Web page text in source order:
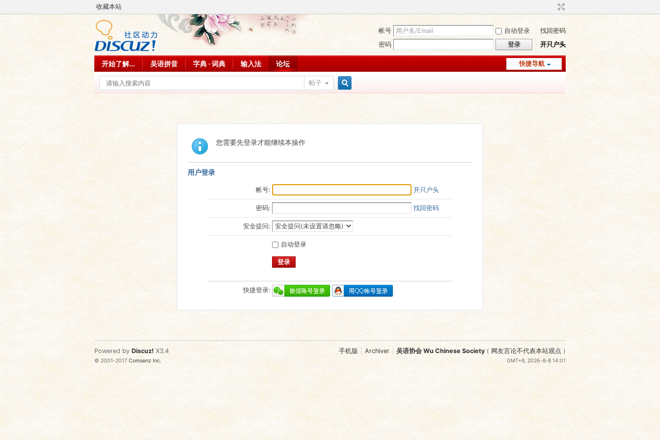
收藏本站
帐号 自动登录
找回密码
密码
登录 开只户头
快捷导航
开始了解... 吴语拼音 字典 · 词典 输入法 论坛
帖子
您需要先登录才能继续本操作
用户登录
帐号: 开只户头
密码: 找回密码
安全提问:
自动登录
登录
快捷登录:
手机版 Archiver 吴语协会 Wu Chinese Society ( 网友言论不代表本站观点 )
GMT+8, 2026-8-8 14:01
Powered by Discuz! X3.4
© 2001-2017Comsenz Inc.